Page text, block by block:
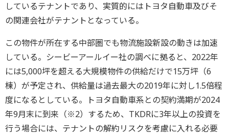
しているテナントであり、実質的にはトヨタ自動車及びそ
の関連会社がテナントとなっている。
この物件が所在する中部圏でも物流施設新設の動きは加速
している。シービーアールイー社の調べに拠ると、2022年
には5,000坪を超える大規模物件の供給だけで15万坪（6
棟）が予定され、供給量は過去最大の2019年に対し1.5倍程
度になるとしている。トヨタ自動車系との契約満期が2024
年9月末に到来（※2）するため、TKDRに3年以上の投資を
行う場合には、テナントの解約リスクを考慮に入れる必要